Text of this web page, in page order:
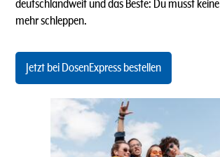
deutschlandweit und das Beste: Du musst
mehr schleppen.
Jetzt bei DosenExpress bestellen